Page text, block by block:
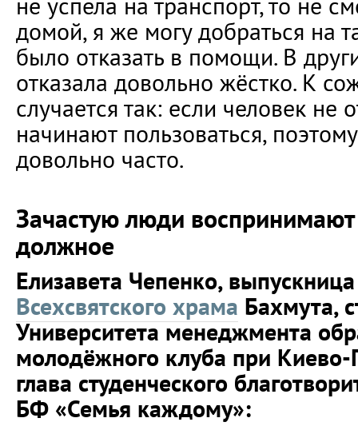
домой, я же могу добраться на
было отказать в помощи. В
отказала довольно жёстко. К
случается так: если человек не
начинают пользоваться,
довольно часто.
Зачастую люди
должное
Елизавета Чепенко,
Всехсвятского храма Бахмута,
Университета менеджмента
молодёжного клуба при Киево-
глава студенческого
БФ «Семья каждому»: